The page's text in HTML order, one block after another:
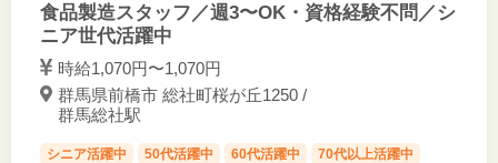
食品製造スタッフ／週3〜OK・資格経験不問／シ
ニア世代活躍中
時給1,070円〜1,070円
群馬県前橋市 総社町桜が丘1250 /
群馬総社駅
シニア活躍中 50代活躍中 60代活躍中
70代以上活躍中